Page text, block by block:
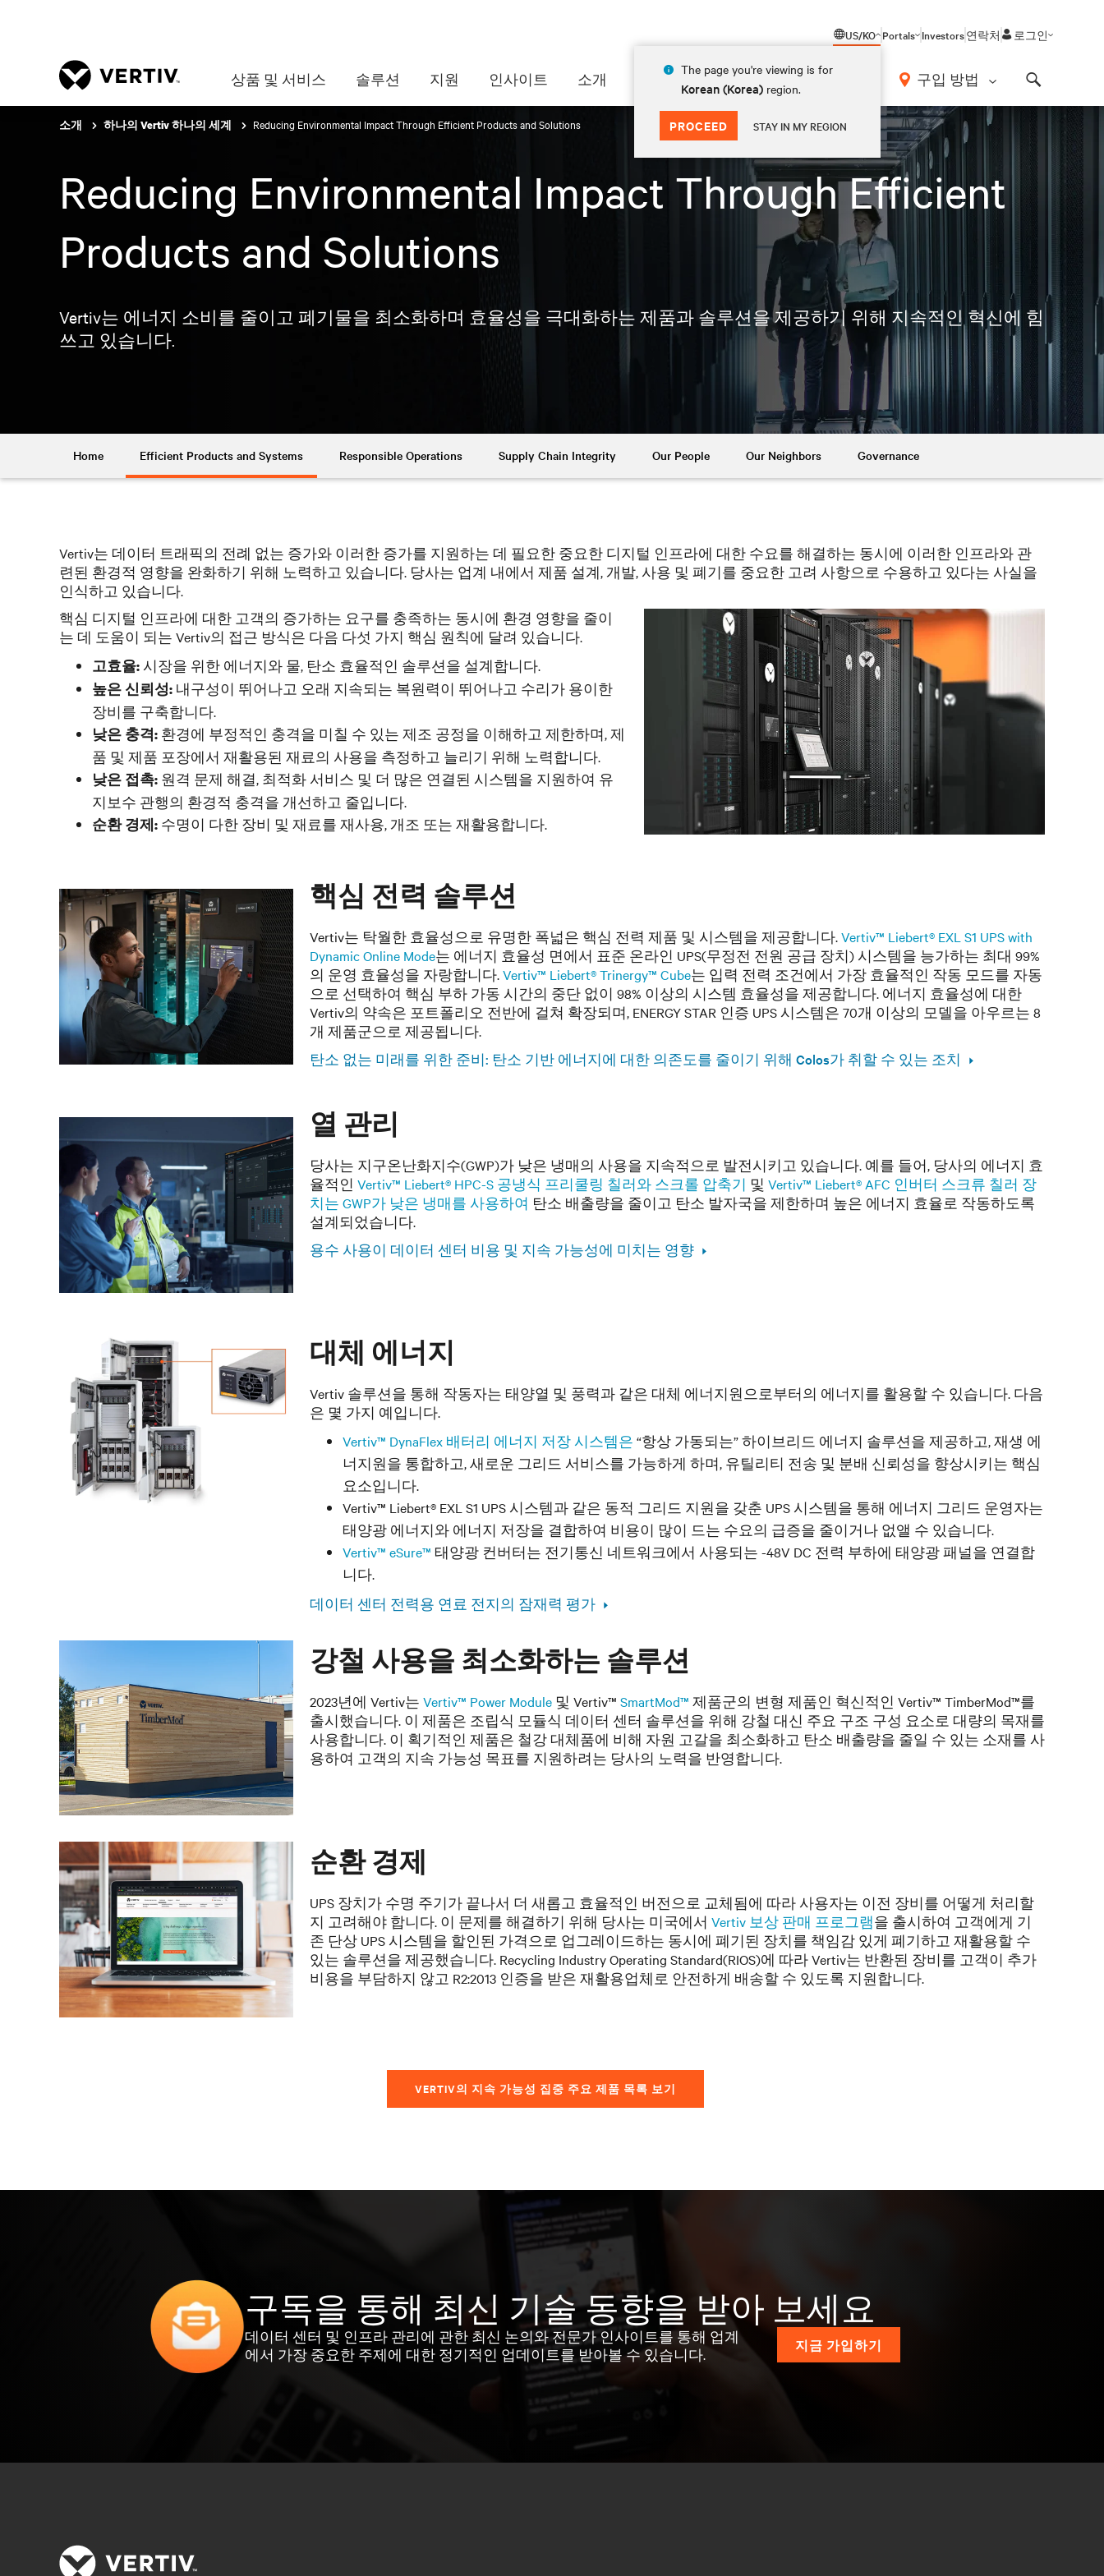
US/KO
The page you're viewing is for
Korean (Korea) region.
PROCEED STAY IN MY REGION
Portals Investors연락처 로그인
상품 및 서비스 솔루션 지원 인사이트 소개 구입 방법
소개 하나의 Vertiv 하나의 세계 Reducing Environmental Impact Through Efficient Products and Solutions
Reducing Environmental Impact Through Efficient
Products and Solutions
Vertiv는 에너지 소비를 줄이고 폐기물을 최소화하며 효율성을 극대화하는 제품과 솔루션을 제공하기 위해 지속적인 혁신에 힘
쓰고 있습니다.
Home Efficient Products and Systems Responsible Operations Supply Chain Integrity Our People Our Neighbors Governance
Vertiv는 데이터 트래픽의 전례 없는 증가와 이러한 증가를 지원하는 데 필요한 중요한 디지털 인프라에 대한 수요를 해결하는 동시에 이러한 인프라와 관
련된 환경적 영향을 완화하기 위해 노력하고 있습니다. 당사는 업계 내에서 제품 설계, 개발, 사용 및 폐기를 중요한 고려 사항으로 수용하고 있다는 사실을
인식하고 있습니다.
핵심 디지털 인프라에 대한 고객의 증가하는 요구를 충족하는 동시에 환경 영향을 줄이
는 데 도움이 되는 Vertiv의 접근 방식은 다음 다섯 가지 핵심 원칙에 달려 있습니다.
고효율:시장을 위한 에너지와 물, 탄소 효율적인 솔루션을 설계합니다.
높은 신뢰성: 내구성이 뛰어나고 오래 지속되는 복원력이 뛰어나고 수리가 용이한
장비를 구축합니다.
낮은 충격: 환경에 부정적인 충격을 미칠 수 있는 제조 공정을 이해하고 제한하며, 제
품 및 제품 포장에서 재활용된 재료의 사용을 측정하고 늘리기 위해 노력합니다.
낮은 접촉: 원격 문제 해결, 최적화 서비스 및 더 많은 연결된 시스템을 지원하여 유
지보수 관행의 환경적 충격을 개선하고 줄입니다.
순환 경제: 수명이 다한 장비 및 재료를 재사용, 개조 또는 재활용합니다.
핵심 전력 솔루션
Vertiv는 탁월한 효율성으로 유명한 폭넓은 핵심 전력 제품 및 시스템을 제공합니다.Vertiv™ Liebert® EXL S1 UPS with
Dynamic Online Mode는 에너지 효율성 면에서 표준 온라인 UPS(무정전 전원 공급 장치) 시스템을 능가하는 최대 99%
의 운영 효율성을 자랑합니다.Vertiv™ Liebert® Trinergy™ Cube는 입력 전력 조건에서 가장 효율적인 작동 모드를 자동
으로 선택하여 핵심 부하 가동 시간의 중단 없이 98% 이상의 시스템 효율성을 제공합니다. 에너지 효율성에 대한
Vertiv의 약속은 포트폴리오 전반에 걸쳐 확장되며, ENERGY STAR 인증 UPS 시스템은 70개 이상의 모델을 아우르는 8
개 제품군으로 제공됩니다.
탄소 없는 미래를 위한 준비: 탄소 기반 에너지에 대한 의존도를 줄이기 위해 Colos가 취할 수 있는 조치
열 관리
당사는 지구온난화지수(GWP)가 낮은 냉매의 사용을 지속적으로 발전시키고 있습니다. 예를 들어, 당사의 에너지 효
율적인 Vertiv™ Liebert® HPC-S 공냉식 프리쿨링 칠러와 스크롤 압축기 및 Vertiv™ Liebert® AFC 인버터 스크류 칠러 장
치는 GWP가 낮은 냉매를 사용하여 탄소 배출량을 줄이고 탄소 발자국을 제한하며 높은 에너지 효율로 작동하도록
설계되었습니다.
용수 사용이 데이터 센터 비용 및 지속 가능성에 미치는 영향
대체 에너지
Vertiv 솔루션을 통해 작동자는 태양열 및 풍력과 같은 대체 에너지원으로부터의 에너지를 활용할 수 있습니다. 다음
은 몇 가지 예입니다.
Vertiv™ DynaFlex 배터리 에너지 저장 시스템은 “항상 가동되는” 하이브리드 에너지 솔루션을 제공하고, 재생 에
너지원을 통합하고, 새로운 그리드 서비스를 가능하게 하며, 유틸리티 전송 및 분배 신뢰성을 향상시키는 핵심
요소입니다.
Vertiv™ Liebert® EXL S1 UPS 시스템과 같은 동적 그리드 지원을 갖춘 UPS 시스템을 통해 에너지 그리드 운영자는
태양광 에너지와 에너지 저장을 결합하여 비용이 많이 드는 수요의 급증을 줄이거나 없앨 수 있습니다.
Vertiv™ eSure™ 태양광 컨버터는 전기통신 네트워크에서 사용되는 -48V DC 전력 부하에 태양광 패널을 연결합
니다.
데이터 센터 전력용 연료 전지의 잠재력 평가
강철 사용을 최소화하는 솔루션
2023년에 Vertiv는 Vertiv™ Power Module 및 Vertiv™ SmartMod™ 제품군의 변형 제품인 혁신적인 Vertiv™ TimberMod™를
출시했습니다. 이 제품은 조립식 모듈식 데이터 센터 솔루션을 위해 강철 대신 주요 구조 구성 요소로 대량의 목재를
사용합니다. 이 획기적인 제품은 철강 대체품에 비해 자원 고갈을 최소화하고 탄소 배출량을 줄일 수 있는 소재를 사
용하여 고객의 지속 가능성 목표를 지원하려는 당사의 노력을 반영합니다.
순환 경제
UPS 장치가 수명 주기가 끝나서 더 새롭고 효율적인 버전으로 교체됨에 따라 사용자는 이전 장비를 어떻게 처리할
지 고려해야 합니다. 이 문제를 해결하기 위해 당사는 미국에서 Vertiv 보상 판매 프로그램을 출시하여 고객에게 기
존 단상 UPS 시스템을 할인된 가격으로 업그레이드하는 동시에 폐기된 장치를 책임감 있게 폐기하고 재활용할 수
있는 솔루션을 제공했습니다. Recycling Industry Operating Standard(RIOS)에 따라 Vertiv는 반환된 장비를 고객이 추가
비용을 부담하지 않고 R2:2013 인증을 받은 재활용업체로 안전하게 배송할 수 있도록 지원합니다.
VERTIV의 지속 가능성 집중 주요 제품 목록 보기
구독을 통해 최신 기술 동향을 받아 보세요
데이터 센터 및 인프라 관리에 관한 최신 논의와 전문가 인사이트를 통해 업계
에서 가장 중요한 주제에 대한 정기적인 업데이트를 받아볼 수 있습니다.
지금 가입하기